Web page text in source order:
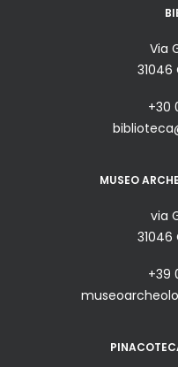
Via
31046
+30
MUSEO
via
31046
+39